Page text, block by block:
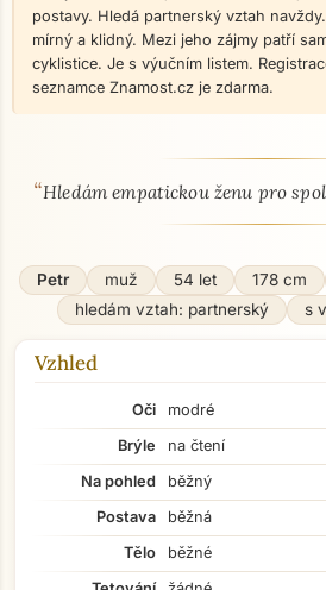
postavy. Hledá partnerský vztah
mírný a klidný. Mezi jeho zájmy patří
cyklistice. Je s výučním listem.
seznamce Znamost.cz je zdarma.
O mně - seznamka profil
“Hledám empatickou ženu pro
Petr muž 54 let 178 cm
hledám vztah: partnerský
s
Vzhled
Oči
modré
Brýle
na čtení
Na pohled
běžný
Postava
běžná
Tělo
běžné